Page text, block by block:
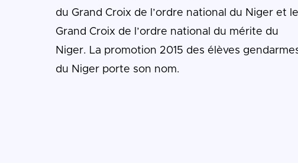
du Grand Croix de l’ordre national du Niger et le
Grand Croix de l’ordre national du mérite du
Niger. La promotion 2015 des élèves
du Niger porte son nom.